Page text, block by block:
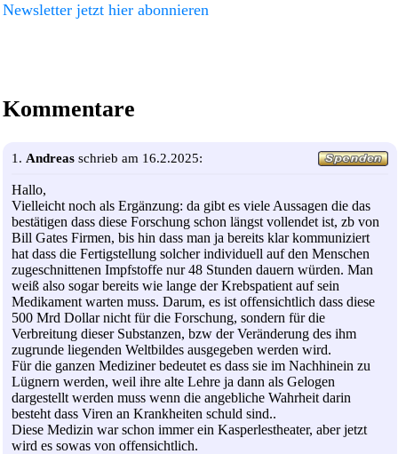
Newsletter jetzt hier abonnieren
Kommentare
1. Andreas schrieb am 16.2.2025:
Hallo,
Vielleicht noch als Ergänzung: da gibt es viele Aussagen die das
bestätigen dass diese Forschung schon längst vollendet ist, zb von
Bill Gates Firmen, bis hin dass man ja bereits klar kommuniziert
hat dass die Fertigstellung solcher individuell auf den Menschen
zugeschnittenen Impfstoffe nur 48 Stunden dauern würden. Man
weiß also sogar bereits wie lange der Krebspatient auf sein
Medikament warten muss. Darum, es ist offensichtlich dass diese
500 Mrd Dollar nicht für die Forschung, sondern für die
Verbreitung dieser Substanzen, bzw der Veränderung des ihm
zugrunde liegenden Weltbildes ausgegeben werden wird.
Für die ganzen Mediziner bedeutet es dass sie im Nachhinein zu
Lügnern werden, weil ihre alte Lehre ja dann als Gelogen
dargestellt werden muss wenn die angebliche Wahrheit darin
besteht dass Viren an Krankheiten schuld sind..
Diese Medizin war schon immer ein Kasperlestheater, aber jetzt
wird es sowas von offensichtlich.